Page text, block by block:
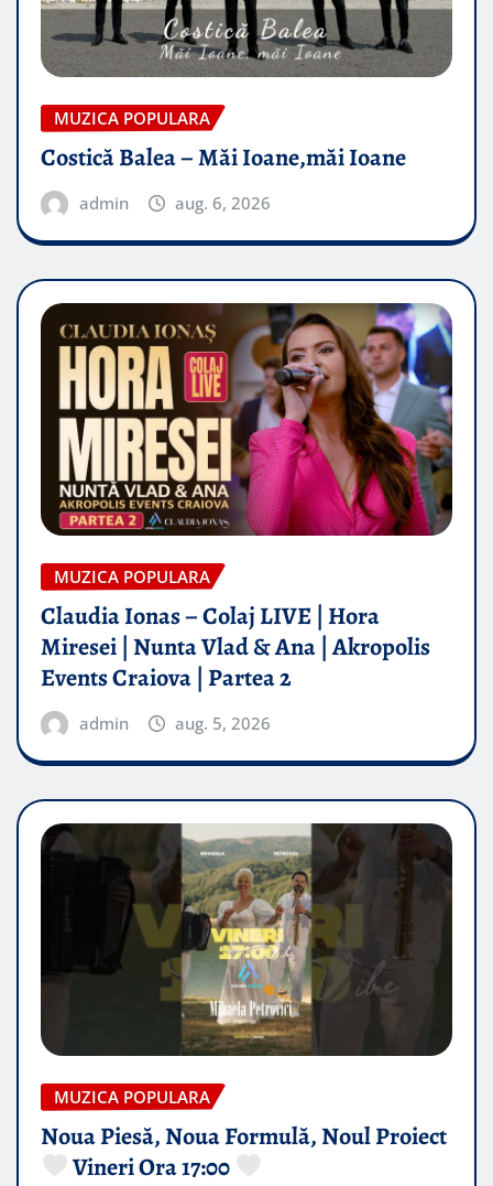
MUZICA POPULARA
Costică Balea – Măi Ioane,măi Ioane
admin aug. 6, 2026
MUZICA POPULARA
Claudia Ionas – Colaj LIVE | Hora
Miresei | Nunta Vlad & Ana | Akropolis
Events Craiova | Partea 2
admin aug. 5, 2026
MUZICA POPULARA
Noua Piesă, Noua Formulă, Noul Proiect
Vineri Ora 17:00